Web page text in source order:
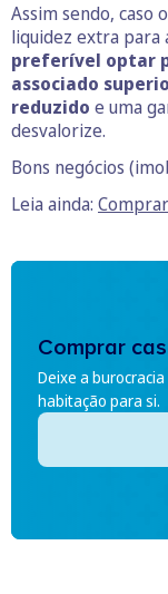
Assim sendo, caso
liquidez extra para
preferível optar
associado
reduzido e uma
desvalorize.
Bons negócios
Leia ainda:
Comprar
Deixe a
habitação para si.